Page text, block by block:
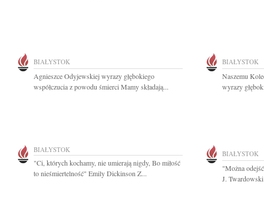
BIAŁYSTOK
Agnieszce Odyjewskiej wyrazy głębokiego
współczucia z powodu śmierci Mamy składają...
BIAŁYSTOK
Naszemu
wyrazy
BIAŁYSTOK
"Ci, których kochamy, nie umierają nigdy, Bo miłość
to nieśmiertelność" Emily Dickinson Z...
BIAŁYSTOK
"Można
J.